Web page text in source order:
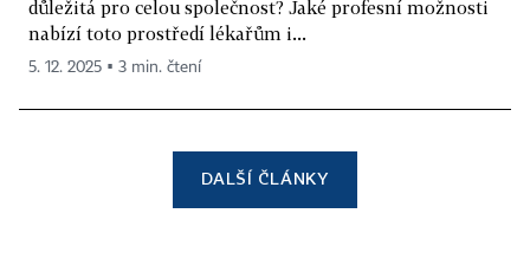
důležitá pro celou společnost? Jaké profesní možnosti
nabízí toto prostředí lékařům i...
5. 12. 2025 ▪ 3 min. čtení
DALŠÍ ČLÁNKY